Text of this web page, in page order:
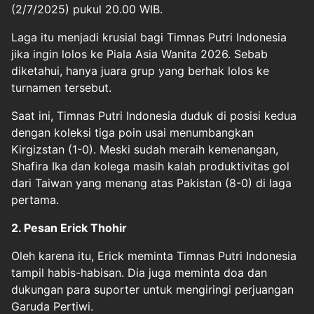
(2/7/2025) pukul 20.00 WIB.
Laga itu menjadi krusial bagi Timnas Putri Indonesia
jika ingin lolos ke Piala Asia Wanita 2026. Sebab
diketahui, hanya juara grup yang berhak lolos ke
turnamen tersebut.
Saat ini, Timnas Putri Indonesia duduk di posisi kedua
dengan koleksi tiga poin usai menumbangkan
Kirgizstan (1-0). Meski sudah meraih kemenangan,
Shafira Ika dan kolega masih kalah produktivitas gol
dari Taiwan yang menang atas Pakistan (8-0) di laga
pertama.
2. Pesan Erick Thohir
Oleh karena itu, Erick meminta Timnas Putri Indonesia
tampil habis-habisan. Dia juga meminta doa dan
dukungan para suporter untuk mengiringi perjuangan
Garuda Pertiwi.